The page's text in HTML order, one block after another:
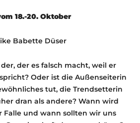
18.-20. Oktober
Babette Düser
der es falsch macht, weil er
Oder ist die Außenseiterin
tut, die Trendsetterin
dran als andere? Wann wird
Falle und wann sollten wir uns